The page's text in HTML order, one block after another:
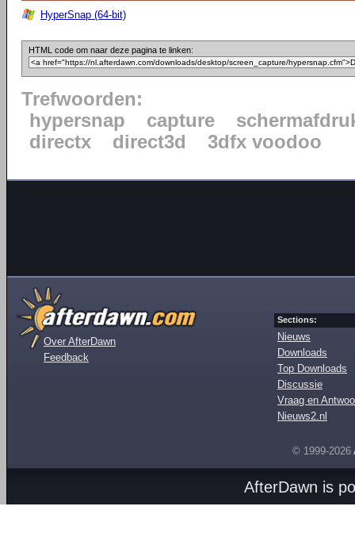
HyperSnap (64-bit)
HTML code om naar deze pagina te linken:
Trefwoorden:
hypersnap
capture
directx
direct3d 3dfx voodoo
Over AfterDawn
Feedback
Sections:
Nieuws
Downloads
Top Downloads
Discussie
Vraag en
Nieuws2.nl
© 1999-2026
AfterDawn is